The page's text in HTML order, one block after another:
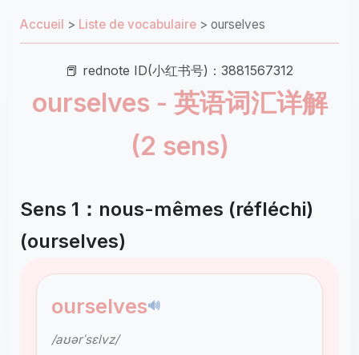
Accueil > Liste de vocabulaire > ourselves
📕 rednote ID(小红书号)：3881567312
ourselves - 英语词汇详解
(2 sens)
Sens 1：nous-mêmes (réfléchi)
(ourselves)
ourselves🔊
/aʊərˈsɛlvz/